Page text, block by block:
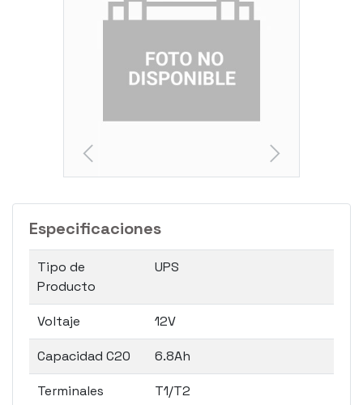
Especificaciones
Tipo de
Producto
UPS
Voltaje 12V
Capacidad C20 6.8Ah
Terminales T1/T2